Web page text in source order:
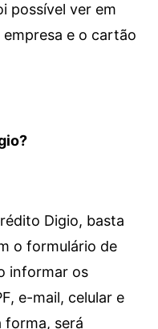
possível ver em
e o cartão
Digio, basta
o formulário de
informar os
e-mail, celular e
forma, será